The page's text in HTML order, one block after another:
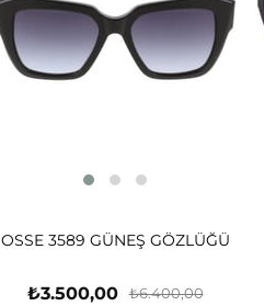
OSSE 3589 GÜNEŞ GÖZLÜĞÜ
₺3.500,00 ₺6.400,00